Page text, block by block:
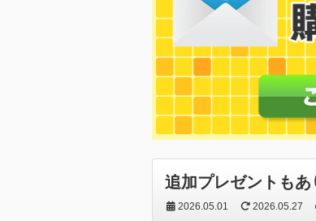
追加プレゼントも
2026.05.01 2026.05.27